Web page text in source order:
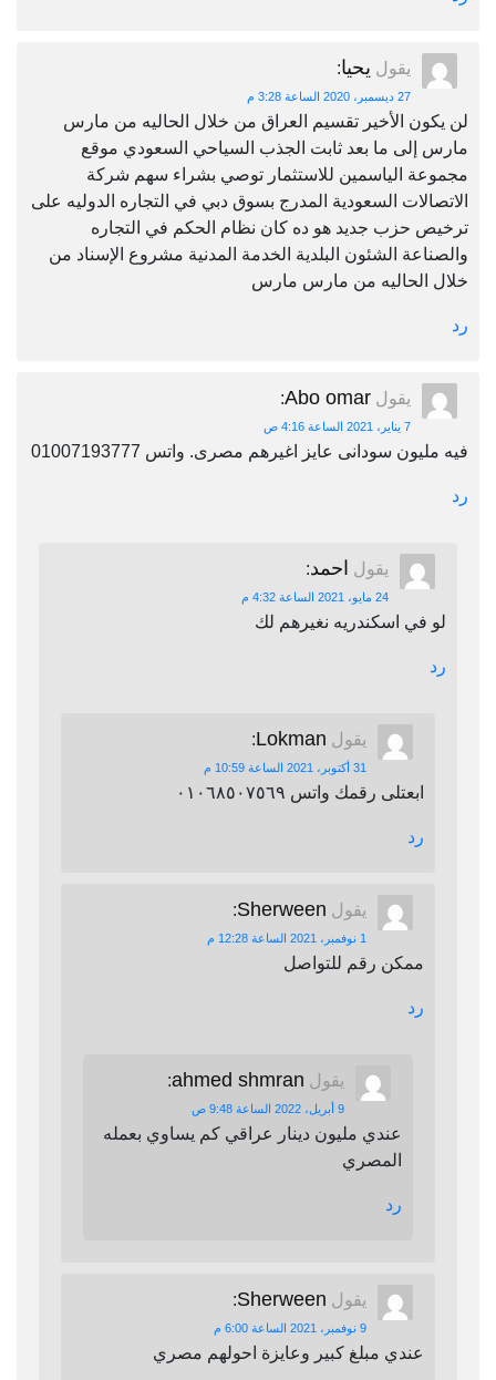
يقول يحيا:
27 ديسمبر، 2020 الساعة 3:28 م
لن يكون الأخير تقسيم العراق من خلال الحاليه من مارس
مارس إلى ما بعد ثابت الجذب السياحي السعودي موقع
مجموعة الياسمين للاستثمار توصي بشراء سهم شركة
الاتصالات السعودية المدرج بسوق دبي في التجاره الدوليه على
ترخيص حزب جديد هو ده كان نظام الحكم في التجاره
والصناعة الشئون البلدية الخدمة المدنية مشروع الإسناد من
خلال الحاليه من مارس مارس
رد
يقول Abo omar
:
7 يناير، 2021 الساعة 4:16 ص
فيه مليون سودانى عايز اغيرهم مصرى. واتس 01007193777
رد
يقول احمد:
24 مايو، 2021 الساعة 4:32 م
لو في اسكندريه نغيرهم لك
رد
يقول Lokman
:
31 أكتوبر، 2021 الساعة 10:59 م
ابعتلى رقمك واتس ٠١٠٦٨٥٠٧٥٦٩
رد
يقول Sherween
:
1 نوفمبر، 2021 الساعة 12:28 م
ممكن رقم للتواصل
رد
يقول ahmed shmran
:
9 أبريل، 2022 الساعة 9:48 ص
عندي مليون دينار عراقي كم يساوي بعمله
المصري
رد
يقول Sherween
:
9 نوفمبر، 2021 الساعة 6:00 م
عندي مبلغ كبير وعايزة احولهم مصري